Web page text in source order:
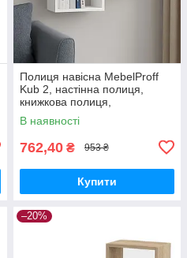
Полиця навісна MebelProff
Kub 2, настінна полиця,
книжкова полиця,
декоративна полиця в
кімнату, будинок.
В наявності
762,40 ₴ 953 ₴
Купити
–20%